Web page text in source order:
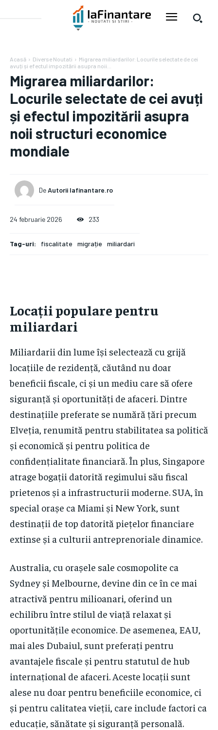
Acasă Diverse Noutati
Migrarea miliardarilor: Locurile selectate de cei
avuți și efectul impozitării asupra noii...
Migrarea miliardarilor:
Locurile selectate de cei avuți
și efectul impozitării asupra
noii structuri economice
mondiale
DeAutorii Iafinantare.ro
24 februarie 2026 233
Tag-uri: fiscalitate migrație miliardari
Locații populare pentru
miliardari
Miliardarii din lume își selectează cu grijă
locațiile de rezidență, căutând nu doar
beneficii fiscale, ci și un mediu care să ofere
siguranță și oportunități de afaceri. Dintre
destinațiile preferate se numără țări precum
Elveția, renumită pentru stabilitatea sa politică
și economică și pentru politica de
confidențialitate financiară. În plus, Singapore
atrage bogații datorită regimului său fiscal
prietenos și a infrastructurii moderne. SUA, în
special orașe ca Miami și New York, sunt
destinații de top datorită piețelor financiare
extinse și a culturii antreprenoriale dinamice.
Australia, cu orașele sale cosmopolite ca
Sydney și Melbourne, devine din ce în ce mai
atractivă pentru milioanari, oferind un
echilibru între stilul de viață relaxat și
oportunitățile economice. De asemenea, EAU,
mai ales Dubaiul, sunt preferați pentru
avantajele fiscale și pentru statutul de hub
internațional de afaceri. Aceste locații sunt
alese nu doar pentru beneficiile economice, ci
și pentru calitatea vieții, care include factori ca
educație, sănătate și siguranță personală.